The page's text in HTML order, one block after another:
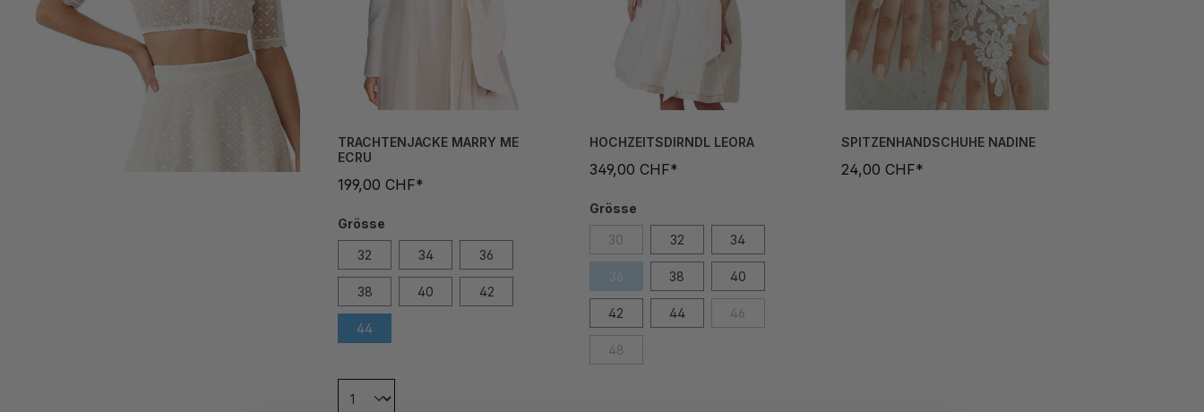
TRACHTENJACKE MARRY ME
ECRU
199,00 CHF*
Grösse
32 34 36
38 40 42
44
HOCHZEITSDIRNDL LEORA
349,00 CHF*
Grösse
30 32 34
36 38 40
42 44 46
48
SPITZENHANDSCHUHE NADINE
24,00 CHF*